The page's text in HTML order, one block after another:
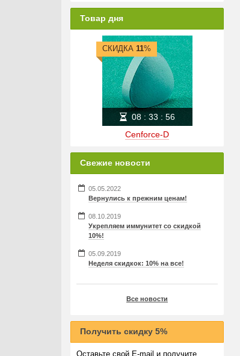
Товар дня
Cenforce-D
СКИДКА 11%
08: 33 : 56
Свежие новости
05.05.2022
Вернулись к прежним ценам!
08.10.2019
Укрепляем иммунитет со скидкой
10%!
05.09.2019
Неделя скидкок: 10% на все!
Все новости
Получить скидку 5%
Оставьте свой E-mail и получите